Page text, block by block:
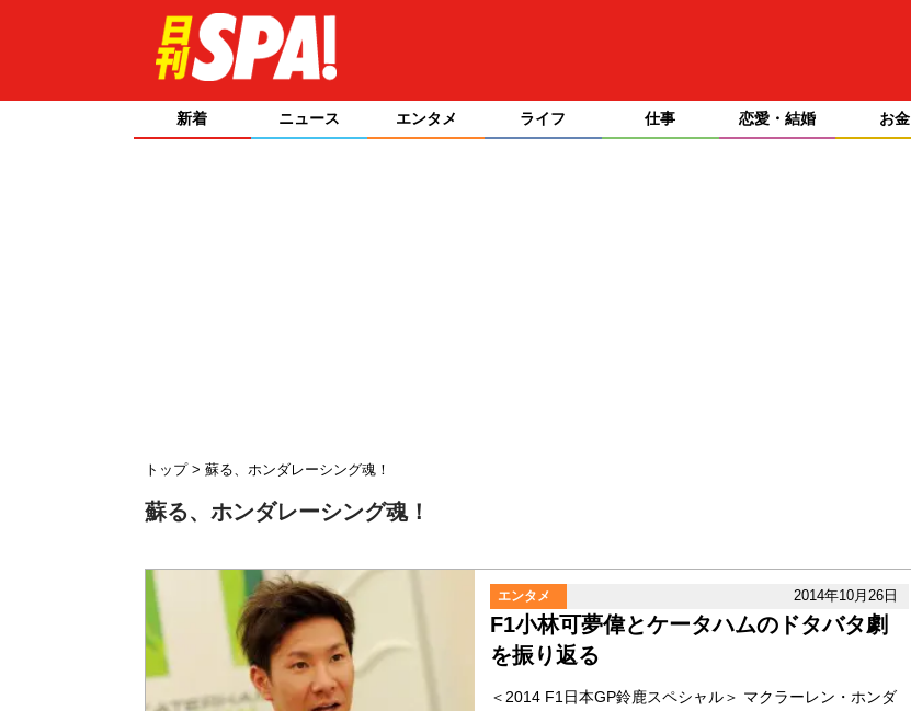
新着 ニュース エンタメ ライフ 仕事 恋愛・結婚 お金
トップ 蘇る、ホンダレーシング魂！
蘇る、ホンダレーシング魂！
エンタメ 2014年10月26日
F1小林可夢偉とケータハムのドタバタ劇
を振り返る
＜2014 F1日本GP鈴鹿スペシャル＞ マクラーレン・ホンダ